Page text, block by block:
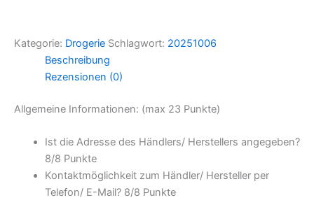
Kategorie: Drogerie Schlagwort: 20251006
Beschreibung
Rezensionen (0)
Allgemeine Informationen: (max 23 Punkte)
Ist die Adresse des Händlers/ Herstellers angegeben?
8/8 Punkte
Kontaktmöglichkeit zum Händler/ Hersteller per
Telefon/ E-Mail? 8/8 Punkte